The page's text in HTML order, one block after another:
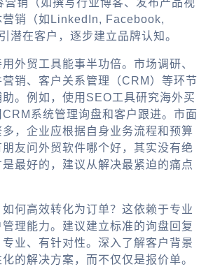
营销（如LinkedIn, Facebook,
潜在客户，逐步建立品牌认知。
外贸工具能事半功倍。市场调研、
销、客户关系管理（CRM）等环节
。例如，使用SEO工具研究海外买
系统管理询盘和客户跟进。市面
多，企业应根据自身业务流程和预算
友问 外贸软件哪个好 ，其实没有绝
最好的，建议从解决最紧迫的痛点
何高效转化为订单？这依赖于专业
理能力。建议建立标准的询盘回复
业、有针对性。深入了解客户背景
的解决方案，而不仅仅是报价单。